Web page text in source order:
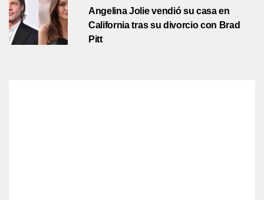
Angelina Jolie vendió su casa en
California tras su divorcio con Brad
Pitt